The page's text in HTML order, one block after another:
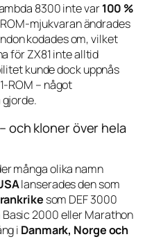
8300 inte var100 %
mjukvaran ändrades
kodades om, vilket
för ZX81 inte alltid
kunde dock uppnås
ROM – något
och kloner över hela
många olika namn
lanserades den som
som DEF 3000
Basic 2000ellerMarathon
i Danmark, Norge och